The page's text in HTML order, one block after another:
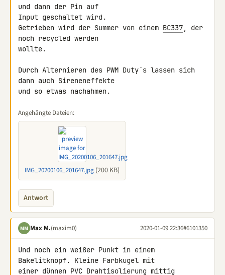
und dann der Pin auf
Input geschaltet wird.
Getrieben wird der Summer von einem BC337, der
noch recycled werden
wollte.
Durch Alternieren des PWM Duty´s lassen sich
dann auch Sireneneffekte
und so etwas nachahmen.
Angehängte Dateien:
IMG_20200106_201647.jpg (200 KB)
Antwort
MM Max M.(maxim0) 2020-01-09 22:36#6101350
Und noch ein weißer Punkt in einem
Bakelitknopf. Kleine Farbkugel mit
einer dünnen PVC Drahtisolierung mittig